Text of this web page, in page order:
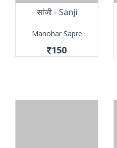
सांजी - Sanji
Manohar Sapre
150